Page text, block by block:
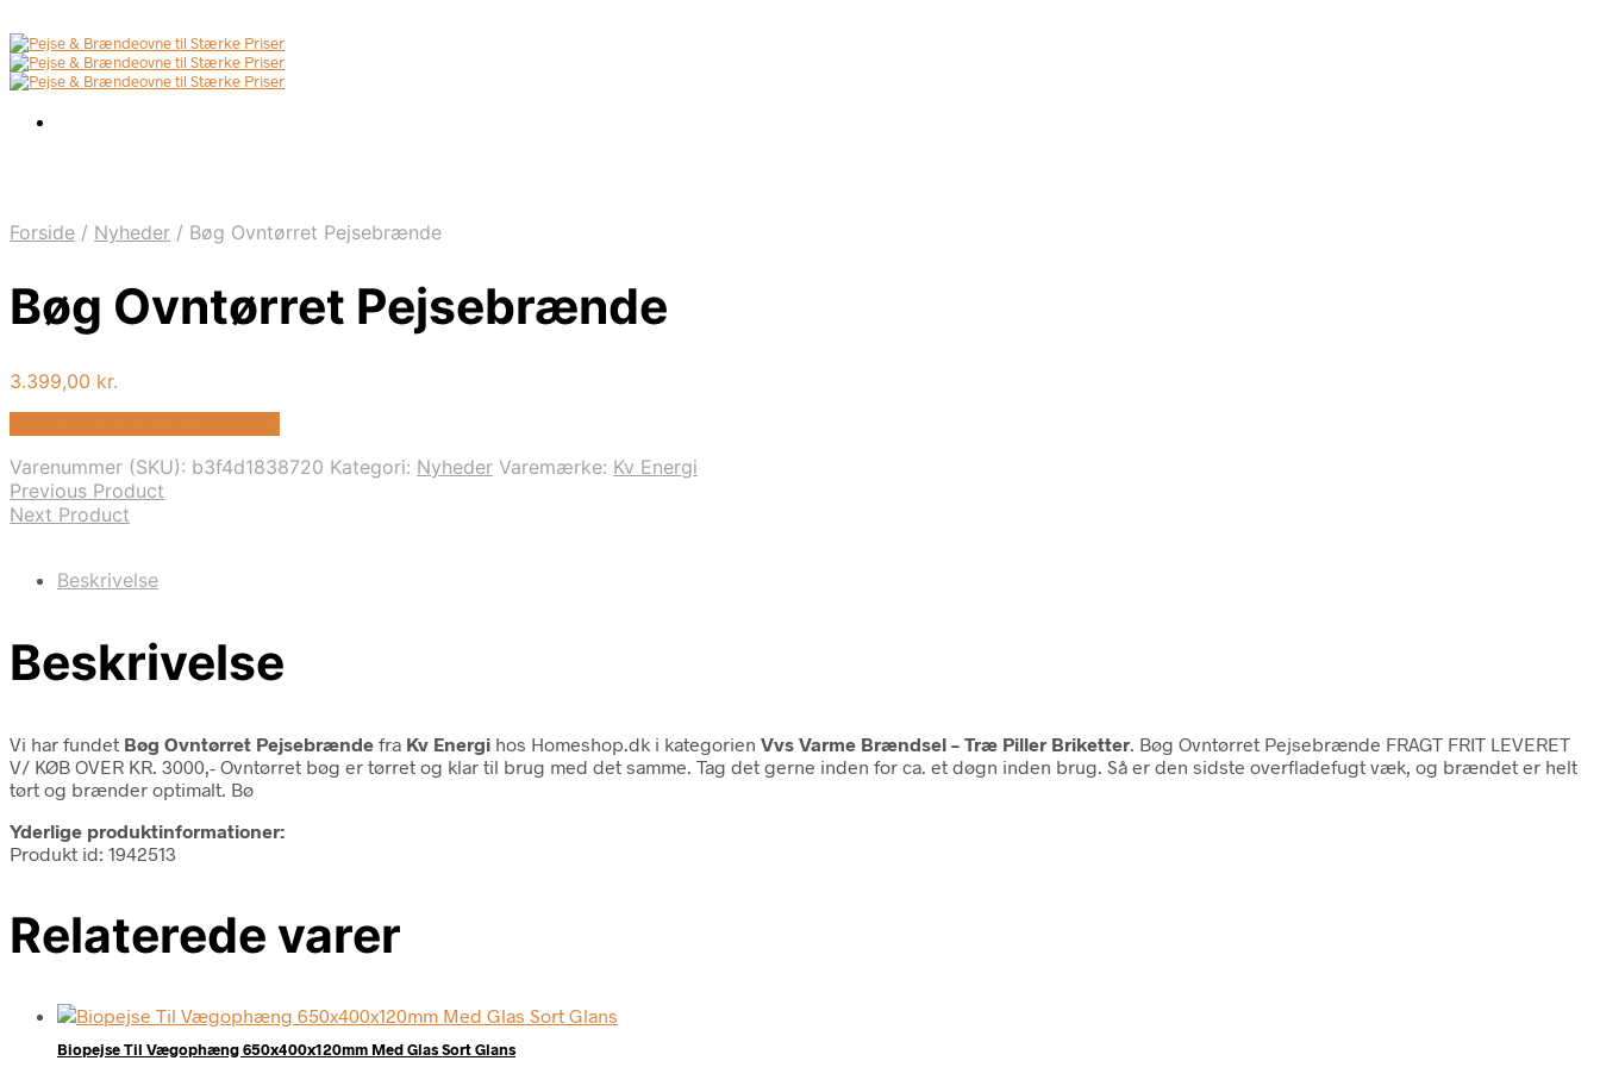
Forside / Nyheder / Bøg Ovntørret Pejsebrænde
Bøg Ovntørret Pejsebrænde
3.399,00 kr.
Varenummer (SKU): b3f4d1838720 Kategori: Nyheder Varemærke: Kv Energi
Previous Product
Next Product
Beskrivelse
Beskrivelse
Vi har fundet Bøg Ovntørret Pejsebrænde fra Kv Energi hos Homeshop.dk i kategorien Vvs Varme Brændsel – Træ Piller Briketter . Bøg Ovntørret Pejsebrænde FRAGT FRIT LEVERET
V/ KØB OVER KR. 3000,- Ovntørret bøg er tørret og klar til brug med det samme. Tag det gerne inden for ca. et døgn inden brug. Så er den sidste overfladefugt væk, og brændet er helt
tørt og brænder optimalt. Bø
Yderlige produktinformationer:
Produkt id: 1942513
Relaterede varer
Biopejse Til Vægophæng 650x400x120mm Med Glas Sort Glans